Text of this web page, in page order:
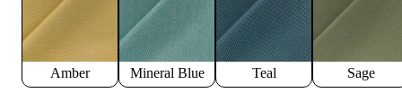
Amber Mineral Blue Teal Sage